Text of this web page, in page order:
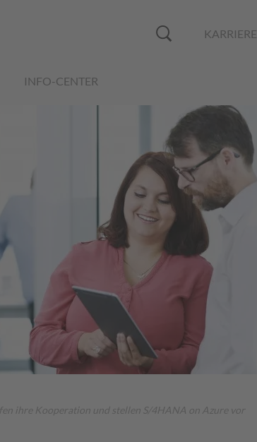
KARRIERE
INFO-CENTER
ihre Kooperation und stellen S/4HANA on Azure vor